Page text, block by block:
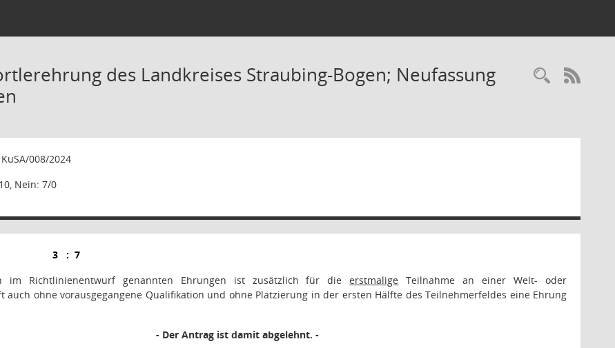
des Landkreises Straubing-Bogen; Neufassung
KuSA/008/2024
Nein: 7/0
3 : 7
im Richtlinienentwurf genannten Ehrungen ist zusätzlich für dieerstmalige Teilnahme an einer Welt- oder
auch ohne vorausgegangene Qualifikation und ohne Platzierung in der ersten Hälfte des Teilnehmerfeldes eine Ehrung
- Der Antrag ist damit abgelehnt. -